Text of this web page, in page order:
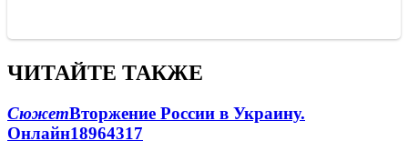
ЧИТАЙТЕ ТАКЖЕ
СюжетВторжение России в Украину.
Онлайн18964317